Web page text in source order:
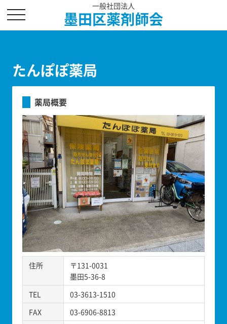
一般社団法人
墨田区薬剤師会
たんぽぽ薬局
薬局概要
住所
〒131-0031
墨田5-36-8
TEL
03-3613-1510
FAX
03-6906-8813
toggle
navigation